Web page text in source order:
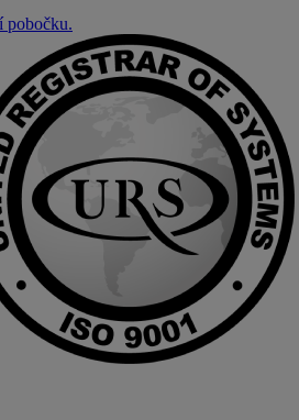
pobočku.